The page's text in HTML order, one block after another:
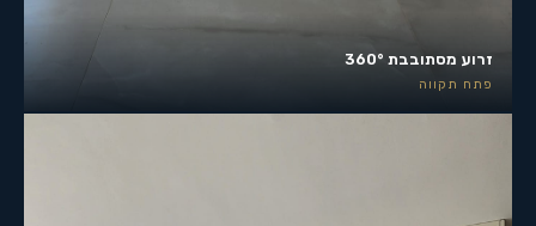
זרוע מסתובבת 360°
פתח תקווה